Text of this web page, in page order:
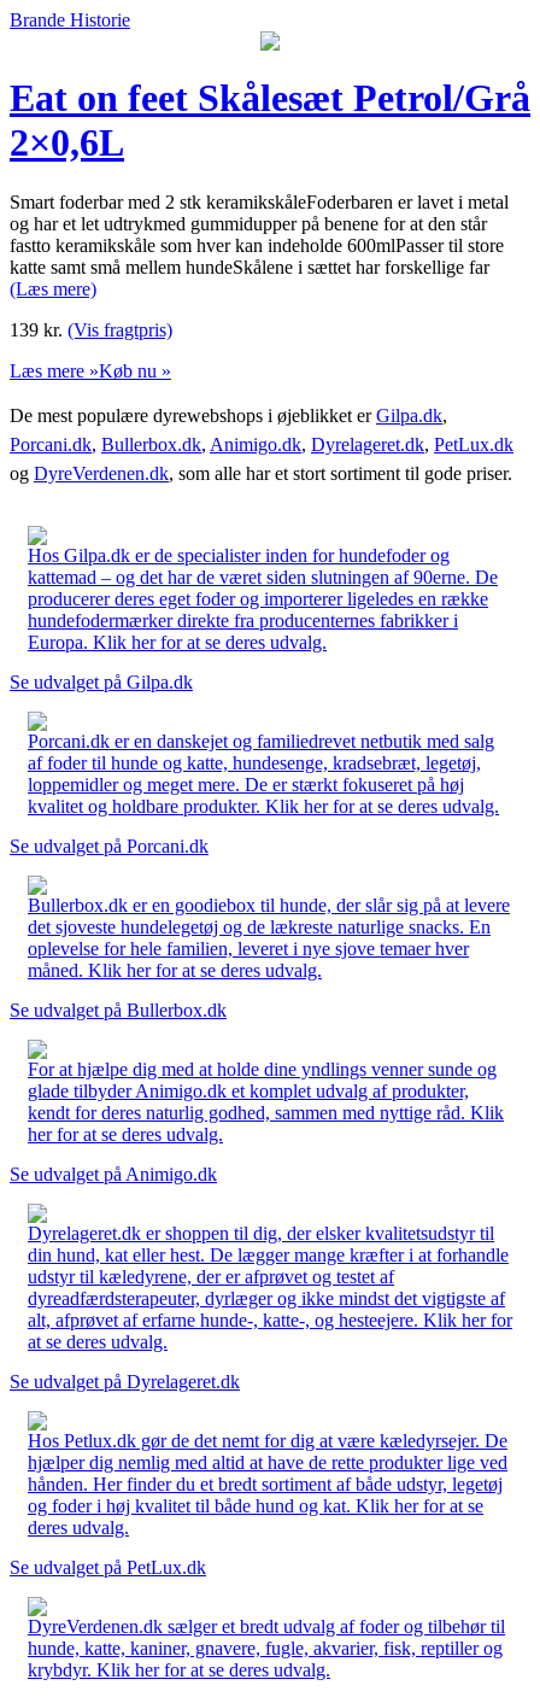
Brande Historie
Eat on feet Skålesæt Petrol/Grå
2×0,6L
Smart foderbar med 2 stk keramikskåleFoderbaren er lavet i metal
og har et let udtrykmed gummidupper på benene for at den står
fastto keramikskåle som hver kan indeholde 600mlPasser til store
katte samt små mellem hundeSkålene i sættet har forskellige far
(Læs mere)
139 kr. (Vis fragtpris)
Læs mere »Køb nu »
De mest populære dyrewebshops i øjeblikket erGilpa.dk,
Porcani.dk, Bullerbox.dk, Animigo.dk, Dyrelageret.dk, PetLux.dk
og DyreVerdenen.dk, som alle har et stort sortiment til gode priser.
Hos Gilpa.dk er de specialister inden for hundefoder og
kattemad – og det har de været siden slutningen af 90erne. De
producerer deres eget foder og importerer ligeledes en række
hundefodermærker direkte fra producenternes fabrikker i
Europa. Klik her for at se deres udvalg.
Se udvalget på Gilpa.dk
Porcani.dk er en danskejet og familiedrevet netbutik med salg
af foder til hunde og katte, hundesenge, kradsebræt, legetøj,
loppemidler og meget mere. De er stærkt fokuseret på høj
kvalitet og holdbare produkter. Klik her for at se deres udvalg.
Se udvalget på Porcani.dk
Bullerbox.dk er en goodiebox til hunde, der slår sig på at levere
det sjoveste hundelegetøj og de lækreste naturlige snacks. En
oplevelse for hele familien, leveret i nye sjove temaer hver
måned. Klik her for at se deres udvalg.
Se udvalget på Bullerbox.dk
For at hjælpe dig med at holde dine yndlings venner sunde og
glade tilbyder Animigo.dk et komplet udvalg af produkter,
kendt for deres naturlig godhed, sammen med nyttige råd. Klik
her for at se deres udvalg.
Se udvalget på Animigo.dk
Dyrelageret.dk er shoppen til dig, der elsker kvalitetsudstyr til
din hund, kat eller hest. De lægger mange kræfter i at forhandle
udstyr til kæledyrene, der er afprøvet og testet af
dyreadfærdsterapeuter, dyrlæger og ikke mindst det vigtigste af
alt, afprøvet af erfarne hunde-, katte-, og hesteejere. Klik her for
at se deres udvalg.
Se udvalget på Dyrelageret.dk
Hos Petlux.dk gør de det nemt for dig at være kæledyrsejer. De
hjælper dig nemlig med altid at have de rette produkter lige ved
hånden. Her finder du et bredt sortiment af både udstyr, legetøj
og foder i høj kvalitet til både hund og kat. Klik her for at se
deres udvalg.
Se udvalget på PetLux.dk
DyreVerdenen.dk sælger et bredt udvalg af foder og tilbehør til
hunde, katte, kaniner, gnavere, fugle, akvarier, fisk, reptiller og
krybdyr. Klik her for at se deres udvalg.